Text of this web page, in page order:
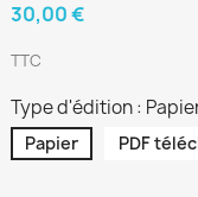
30,00 €
TTC
Type d'édition :
Papier PDF